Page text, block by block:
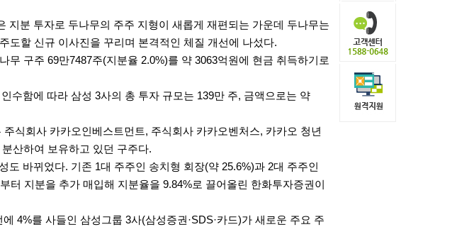
지분 투자로 두나무의 주주 지형이 새롭게 재편되는 가운데 두나무는
도할 신규 이사진을 꾸리며 본격적인 체질 개선에 나섰다.
무 구주 69만7487주(지분율 2.0%)를 약 3063억원에 현금 취득하기로
수함에 따라 삼성 3사의 총 투자 규모는 139만 주, 금액으로는 약
주식회사 카카오인베스트먼트, 주식회사 카카오벤처스, 카카오 청년
산하여 보유하고 있던 구주다.
도 바뀌었다. 기존 1대 주주인 송치형 회장(약 25.6%)과 2대 주주인
터 지분을 추가 매입해 지분율을 9.84%로 끌어올린 한화투자증권이
4%를 사들인 삼성그룹 3사(삼성증권·SDS·카드)가 새로운 주요 주